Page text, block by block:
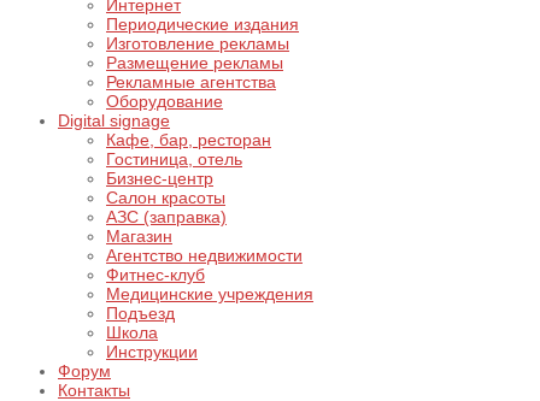
Интернет
Периодические издания
Изготовление рекламы
Размещение рекламы
Рекламные агентства
Оборудование
Digital signage
Кафе, бар, ресторан
Гостиница, отель
Бизнес-центр
Салон красоты
АЗС (заправка)
Магазин
Агентство недвижимости
Фитнес-клуб
Медицинские учреждения
Подъезд
Школа
Инструкции
Форум
Контакты